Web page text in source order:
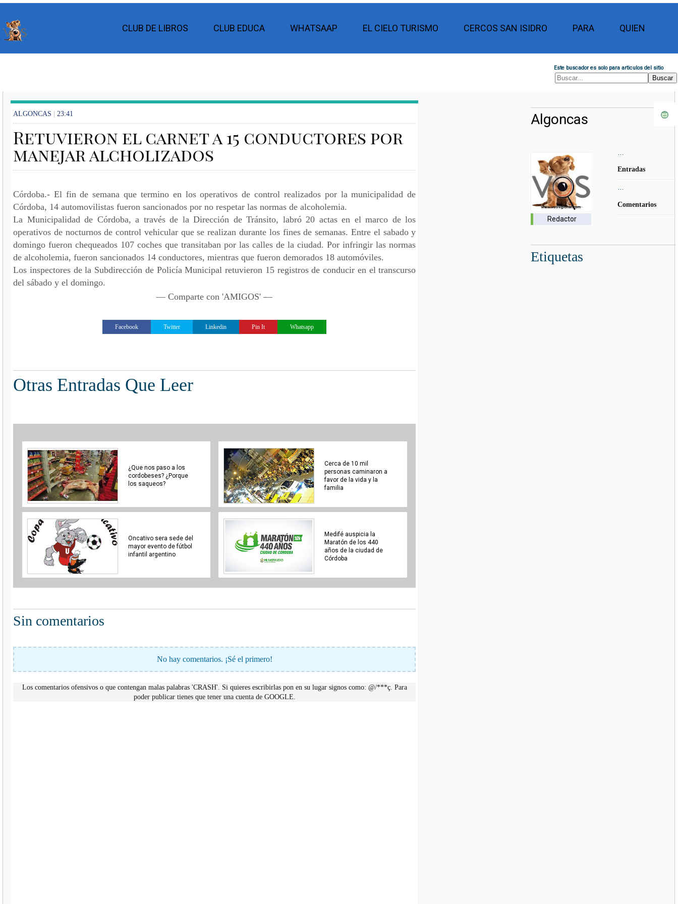
CLUB DE LIBROS CLUB EDUCA WHATSAAP EL CIELO TURISMO CERCOS SAN ISIDRO PARA QUIEN
Este buscador es solo para articulos del sitio
ALGONCAS | 23:41
Retuvieron el carnet a 15 conductores por
manejar alcholizados
Córdoba.- El fin de semana que termino en los operativos de control realizados por la municipalidad de
Córdoba, 14 automovilistas fueron sancionados por no respetar las normas de alcoholemia.
La Municipalidad de Córdoba, a través de la Dirección de Tránsito, labró 20 actas en el marco de los
operativos de nocturnos de control vehicular que se realizan durante los fines de semanas. Entre el sabado y
domingo fueron chequeados 107 coches que transitaban por las calles de la ciudad. Por infringir las normas
de alcoholemia, fueron sancionados 14 conductores, mientras que fueron demorados 18 automóviles.
Los inspectores de la Subdirección de Policía Municipal retuvieron 15 registros de conducir en el transcurso
del sábado y el domingo.
— Comparte con 'AMIGOS' —
Facebook Twitter Linkedin Pin It Whatsapp
Otras Entradas Que Leer
¿Que nos paso a los
cordobeses? ¿Porque
los saqueos?
Cerca de 10 mil
personas caminaron a
favor de la vida y la
familia
Oncativo sera sede del
mayor evento de fútbol
infantil argentino
Medifé auspicia la
Maratón de los 440
años de la ciudad de
Córdoba
Sin comentarios
No hay comentarios. ¡Sé el primero!
Los comentarios ofensivos o que contengan malas palabras 'CRASH'. Si quieres escribirlas pon en su lugar signos como: @/***ç. Para
poder publicar tienes que tener una cuenta de GOOGLE.
Algoncas
Redactor
Entradas
…
Comentarios
Etiquetas